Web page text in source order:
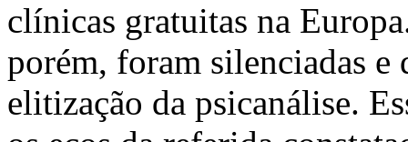
clínicas gratuitas na
porém, foram silenciadas e
elitização da psicanálise.